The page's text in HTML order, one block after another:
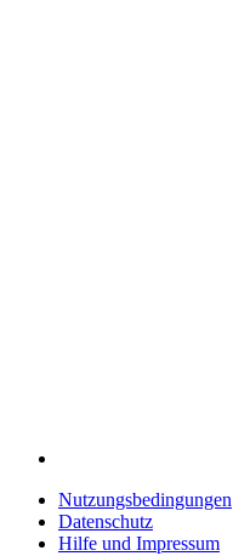
Nutzungsbedingungen
Datenschutz
Hilfe und Impressum